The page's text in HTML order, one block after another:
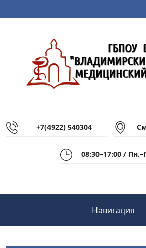
+7(4922) 540304
08:30–17:00 /
Навигация